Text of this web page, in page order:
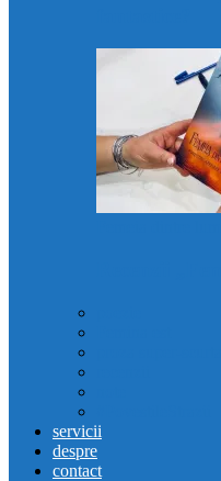
servicii
despre
contact